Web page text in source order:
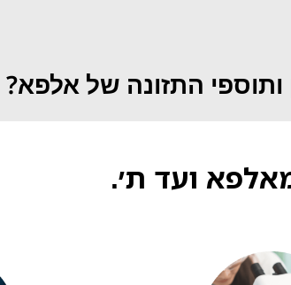
התזונה של אלפא?
ועד ת׳.